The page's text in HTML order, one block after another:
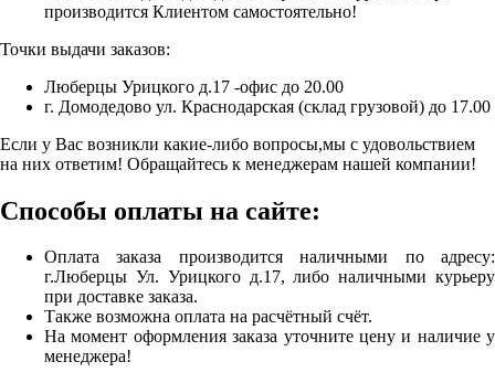
производится Клиентом самостоятельно!
Точки выдачи заказов:
Люберцы Урицкого д.17 -офис до 20.00
г. Домодедово ул. Краснодарская (склад грузовой) до 17.00
Если у Вас возникли какие-либо вопросы,мы с удовольствием
на них ответим! Обращайтесь к менеджерам нашей компании!
Способы оплаты на сайте:
Оплата заказа производится наличными по адресу:
г.Люберцы Ул. Урицкого д.17, либо наличными курьеру
при доставке заказа.
Также возможна оплата на расчётный счёт.
На момент оформления заказа уточните цену и наличие у
менеджера!